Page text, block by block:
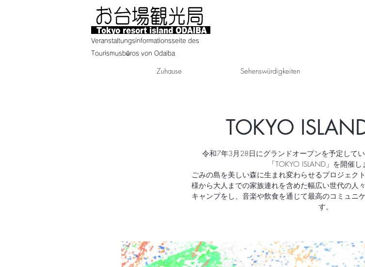
Veranstaltungsinformationsseite des
Tourismusbüros von Odaiba
Zuhause Sehenswürdigkeiten
TOKYO
令和7年3月28日にグランドオープンを予定して
「TOKYO ISLAND」を開催し
ごみの島を美しい森に生まれ変わらせるプロジェク
様から大人までの家族連れを含めた幅広い世代の人
キャンプをし、音楽や飲食を通じて最高のコミュニ
す。